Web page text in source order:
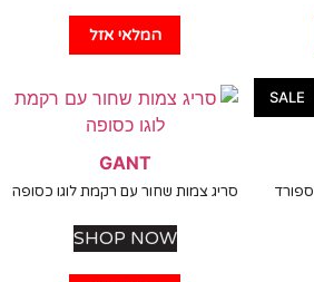
המלאי אזל
GANT
סריג צמות שחור עם רקמת לוגו כסופה
SHOP NOW